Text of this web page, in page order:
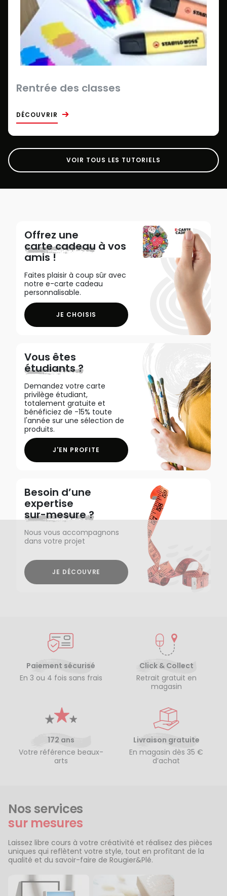
Rentrée des classes
DÉCOUVRIR
VOIR TOUS LES TUTORIELS
Offrez une
carte cadeau à vos
amis !
Faites plaisir à coup sûr avec
notre e-carte cadeau
personnalisable.
JE CHOISIS
Vous êtes
étudiants ?
Demandez votre carte
privilège étudiant,
totalement gratuite et
bénéficiez de -15% toute
l'année sur une sélection de
produits.
J'EN PROFITE
Besoin d’une
expertise
sur-mesure ?
Nous vous accompagnons
dans votre projet
JE DÉCOUVRE
Paiement sécurisé
En 3 ou 4 fois sans frais
Click & Collect
Retrait gratuit en
magasin
172 ans
Votre référence beaux-
arts
Livraison gratuite
En magasin dès 35 €
d’achat
Nos services
sur mesures
Laissez libre cours à votre créativité et réalisez des pièces
uniques qui reflètent votre style, tout en profitant de la
qualité et du savoir-faire de Rougier&Plé.